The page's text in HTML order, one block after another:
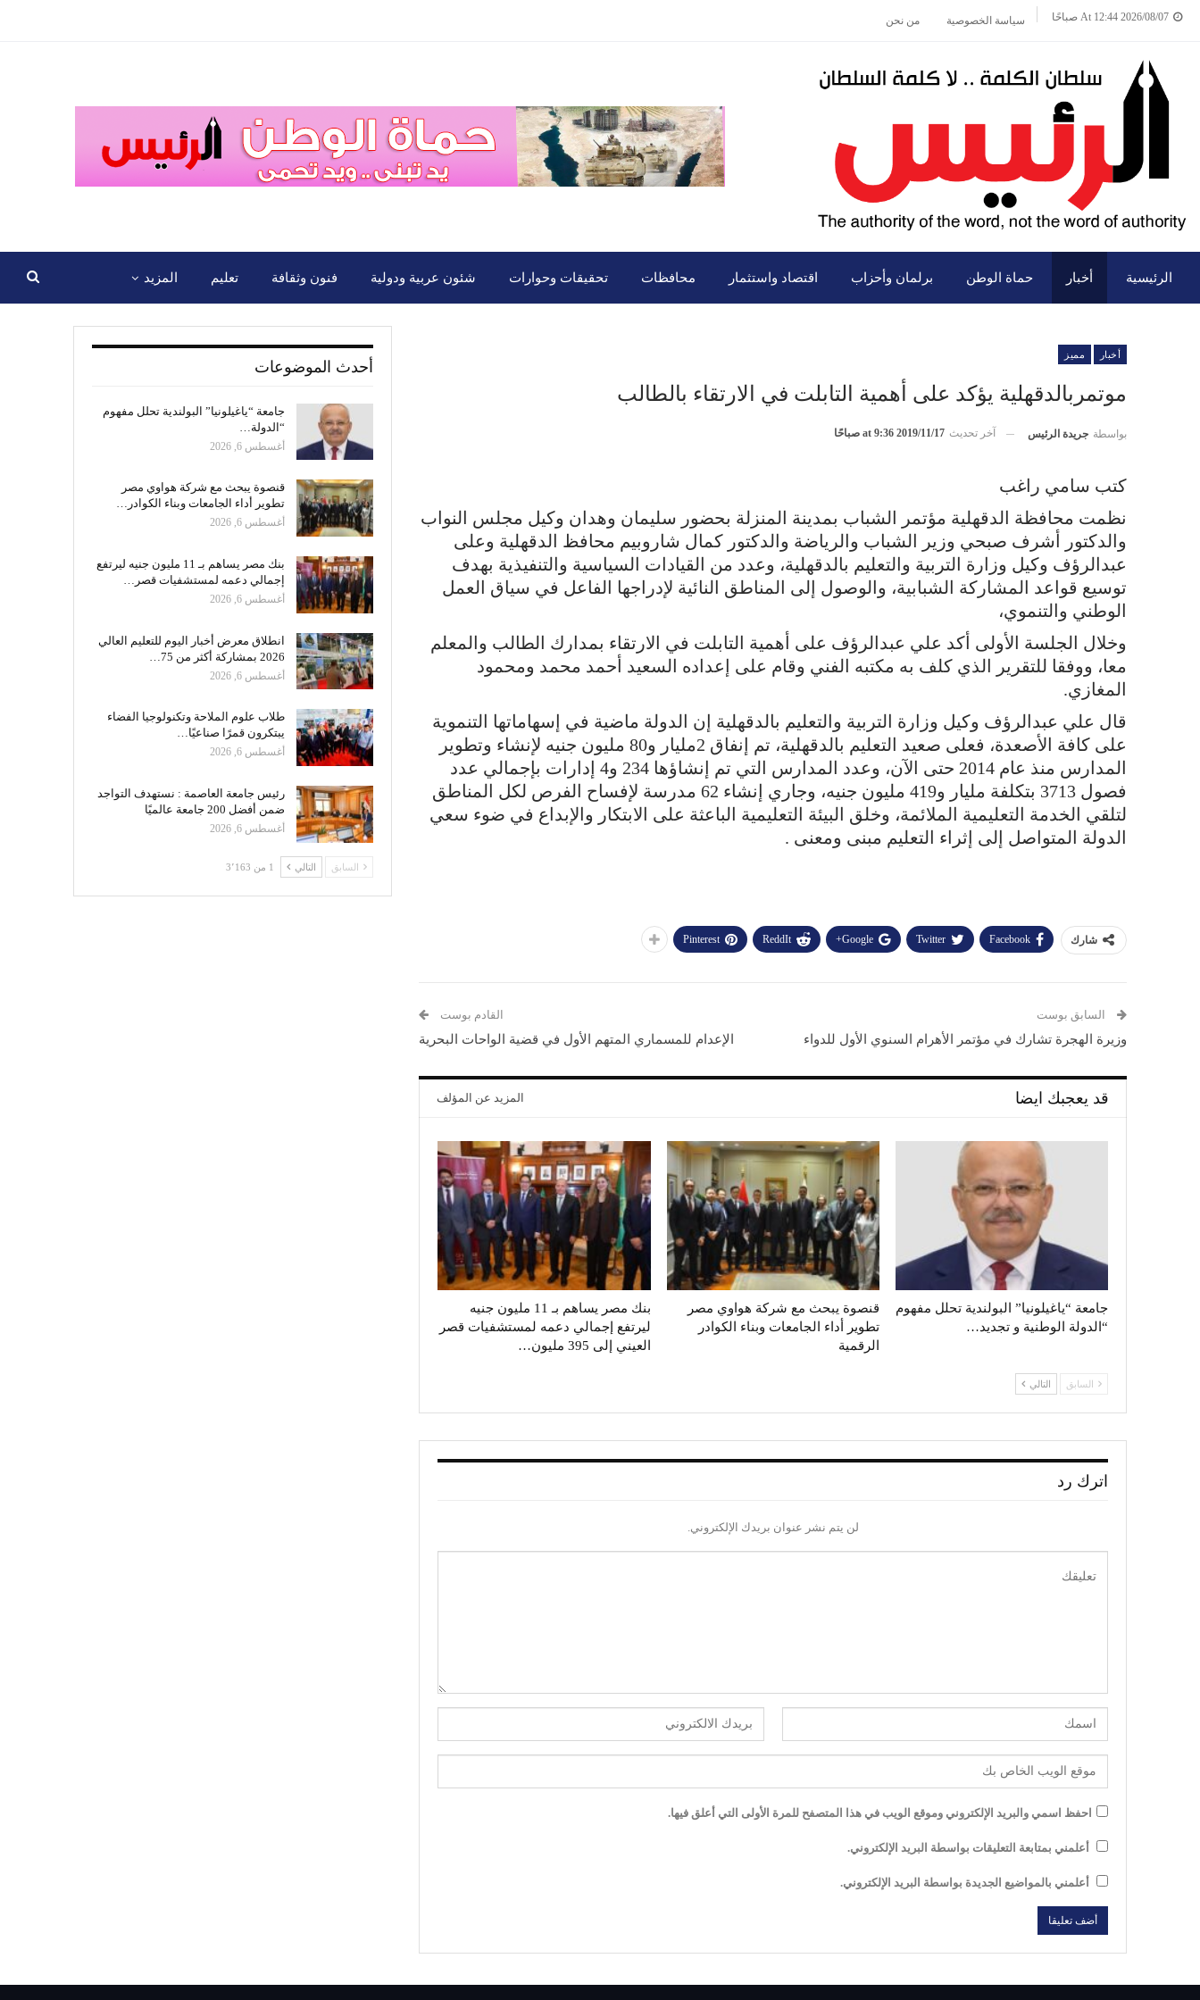
2026/08/07 At 12:44 صباحًا سياسة الخصوصية من نحن
الرئيسية أخبار حماة الوطن برلمان وأحزاب اقتصاد واستثمار محافظات تحقيقات وحوارات شئون عربية ودولية فنون وثقافة تعليم المزيد
أخبار مميز
موتمربالدقهلية يؤكد على أهمية التابلت في الارتقاء بالطالب
بواسطة جريدة الرئيس آخر تحديث 2019/11/17 at 9:36 صباحًا
كتب سامي راغب
نظمت محافظة الدقهلية مؤتمر الشباب بمدينة المنزلة بحضور سليمان وهدان وكيل مجلس النواب
والدكتور أشرف صبحي وزير الشباب والرياضة والدكتور كمال شاروبيم محافظ الدقهلية وعلى
عبدالرؤف وكيل وزارة التربية والتعليم بالدقهلية، وعدد من القيادات السياسية والتنفيذية بهدف
توسيع قواعد المشاركة الشبابية، والوصول إلى المناطق النائية لإدراجها الفاعل في سياق العمل
الوطني والتنموي،
وخلال الجلسة الأولى أكد علي عبدالرؤف على أهمية التابلت في الارتقاء بمدارك الطالب والمعلم
معا، ووفقا للتقرير الذي كلف به مكتبه الفني وقام على إعداده السعيد أحمد محمد ومحمود
المغازي.
قال علي عبدالرؤف وكيل وزارة التربية والتعليم بالدقهلية إن الدولة ماضية في إسهاماتها التنموية
على كافة الأصعدة، فعلى صعيد التعليم بالدقهلية، تم إنفاق 2مليار و80 مليون جنيه لإنشاء وتطوير
المدارس منذ عام 2014 حتى الآن، وعدد المدارس التي تم إنشاؤها 234 و4 إدارات بإجمالي عدد
فصول 3713 بتكلفة مليار و419 مليون جنيه، وجاري إنشاء 62 مدرسة لإفساح الفرص لكل المناطق
لتلقي الخدمة التعليمية الملائمة، وخلق البيئة التعليمية الباعثة على الابتكار والإبداع في ضوء سعي
الدولة المتواصل إلى إثراء التعليم مبنى ومعنى .
شارك Facebook
Twitter
Google+
ReddIt
Pinterest
السابق بوست
وزيرة الهجرة تشارك في مؤتمر الأهرام السنوي الأول للدواء
القادم بوست
الإعدام للمسماري المتهم الأول في قضية الواحات البحرية
قد يعجبك ايضا المزيد عن المؤلف
جامعة “ياغيلونيا” البولندية تحلل مفهوم
“الدولة الوطنية و تجديد…
قنصوة يبحث مع شركة هواوي مصر
تطوير أداء الجامعات وبناء الكوادر
الرقمية
بنك مصر يساهم بـ 11 مليون جنيه
ليرتفع إجمالي دعمه لمستشفيات قصر
العيني إلى 395 مليون…
السابق التالي
اترك رد
لن يتم نشر عنوان بريدك الإلكتروني.
احفظ اسمي والبريد الإلكتروني وموقع الويب في هذا المتصفح للمرة الأولى التي أعلق فيها.
أعلمني بمتابعة التعليقات بواسطة البريد الإلكتروني.
أعلمني بالمواضيع الجديدة بواسطة البريد الإلكتروني.
أحدث الموضوعات
جامعة “ياغيلونيا” البولندية تحلل مفهوم
“الدولة…
أغسطس 6, 2026
قنصوة يبحث مع شركة هواوي مصر
تطوير أداء الجامعات وبناء الكوادر…
أغسطس 6, 2026
بنك مصر يساهم بـ 11 مليون جنيه ليرتفع
إجمالي دعمه لمستشفيات قصر…
أغسطس 6, 2026
انطلاق معرض أخبار اليوم للتعليم العالي
2026 بمشاركة أكثر من 75…
أغسطس 6, 2026
طلاب علوم الملاحة وتكنولوجيا الفضاء
يبتكرون قمرًا صناعيًا…
أغسطس 6, 2026
رئيس جامعة العاصمة : نستهدف التواجد
ضمن أفضل 200 جامعة عالميًا
أغسطس 6, 2026
السابق التالي 1 من 3٬163